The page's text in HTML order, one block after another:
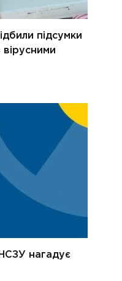
підсумки
нагадує